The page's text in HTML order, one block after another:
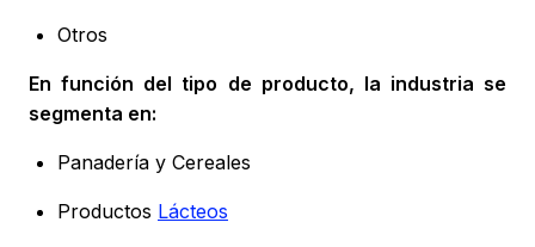
Otros
En función del tipo de producto, la industria se
segmenta en:
Panadería y Cereales
Productos Lácteos